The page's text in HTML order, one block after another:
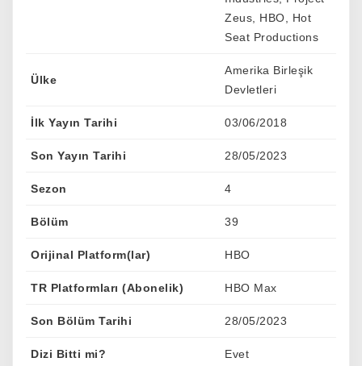
Zeus, HBO, Hot
Seat Productions
Ülke
Amerika Birleşik
Devletleri
İlk Yayın Tarihi 03/06/2018
Son Yayın Tarihi 28/05/2023
Sezon 4
Bölüm 39
Orijinal Platform(lar) HBO
TR Platformları (Abonelik) HBO Max
Son Bölüm Tarihi 28/05/2023
Dizi Bitti mi? Evet